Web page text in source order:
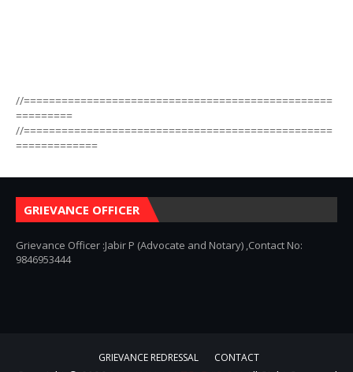
//=================================================
=========
//=================================================
=============
GRIEVANCE OFFICER
Grievance Officer :Jabir P (Advocate and Notary) ,Contact No:
9846953444
GRIEVANCE REDRESSAL CONTACT